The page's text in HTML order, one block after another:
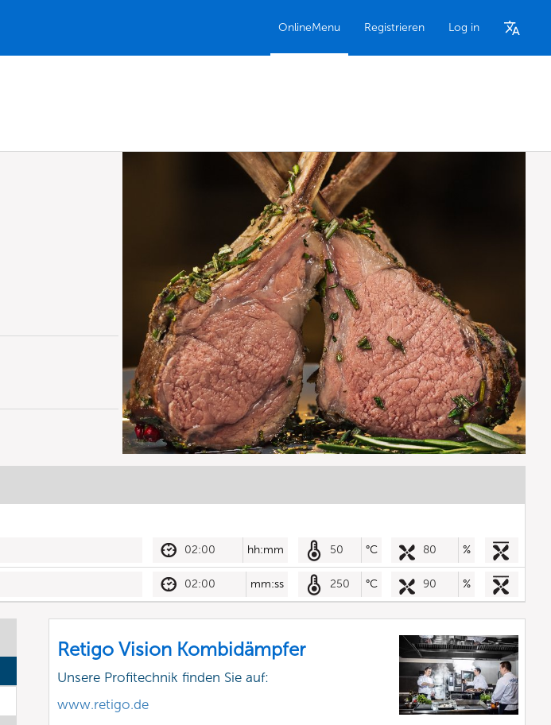
OnlineMenu Registrieren Log in
02:00 hh:mm 50 °C 80 %
02:00 mm:ss 250 °C 90 %
Retigo Vision Kombidämpfer
Unsere Profitechnik finden Sie auf:
www.retigo.de